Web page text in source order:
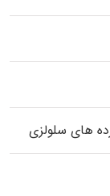
های سلولزی